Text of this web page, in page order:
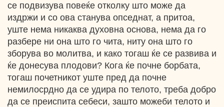
се подвизува повеќе отколку што може да
издржи и со ова станува опседнат, а притоа,
уште нема никаква духовна основа, нема да го
разбере ни она што го чита, ниту она што го
зборува во молитва, и како тогаш ќе се развива и
ќе донесува плодови? Кога ќе почне борбата,
тогаш почетникот уште пред да почне
немилосрдно да се удира по телото, треба добро
да се преиспита себеси, зашто можеби телото и